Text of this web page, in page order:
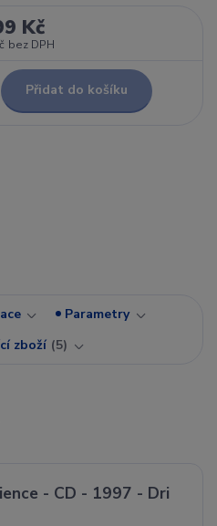
Kč
bez DPH
Přidat do košíku
Parametry
zboží 5
- CD - 1997 - Dri